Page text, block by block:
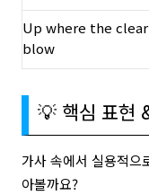
Up where the
blow
💡 핵심 표현
가사 속에서 실용적으
아볼까요?